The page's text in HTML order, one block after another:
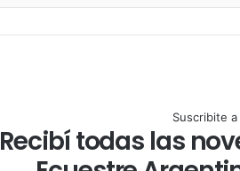
o r + I
Suscribite
Recibí todas las